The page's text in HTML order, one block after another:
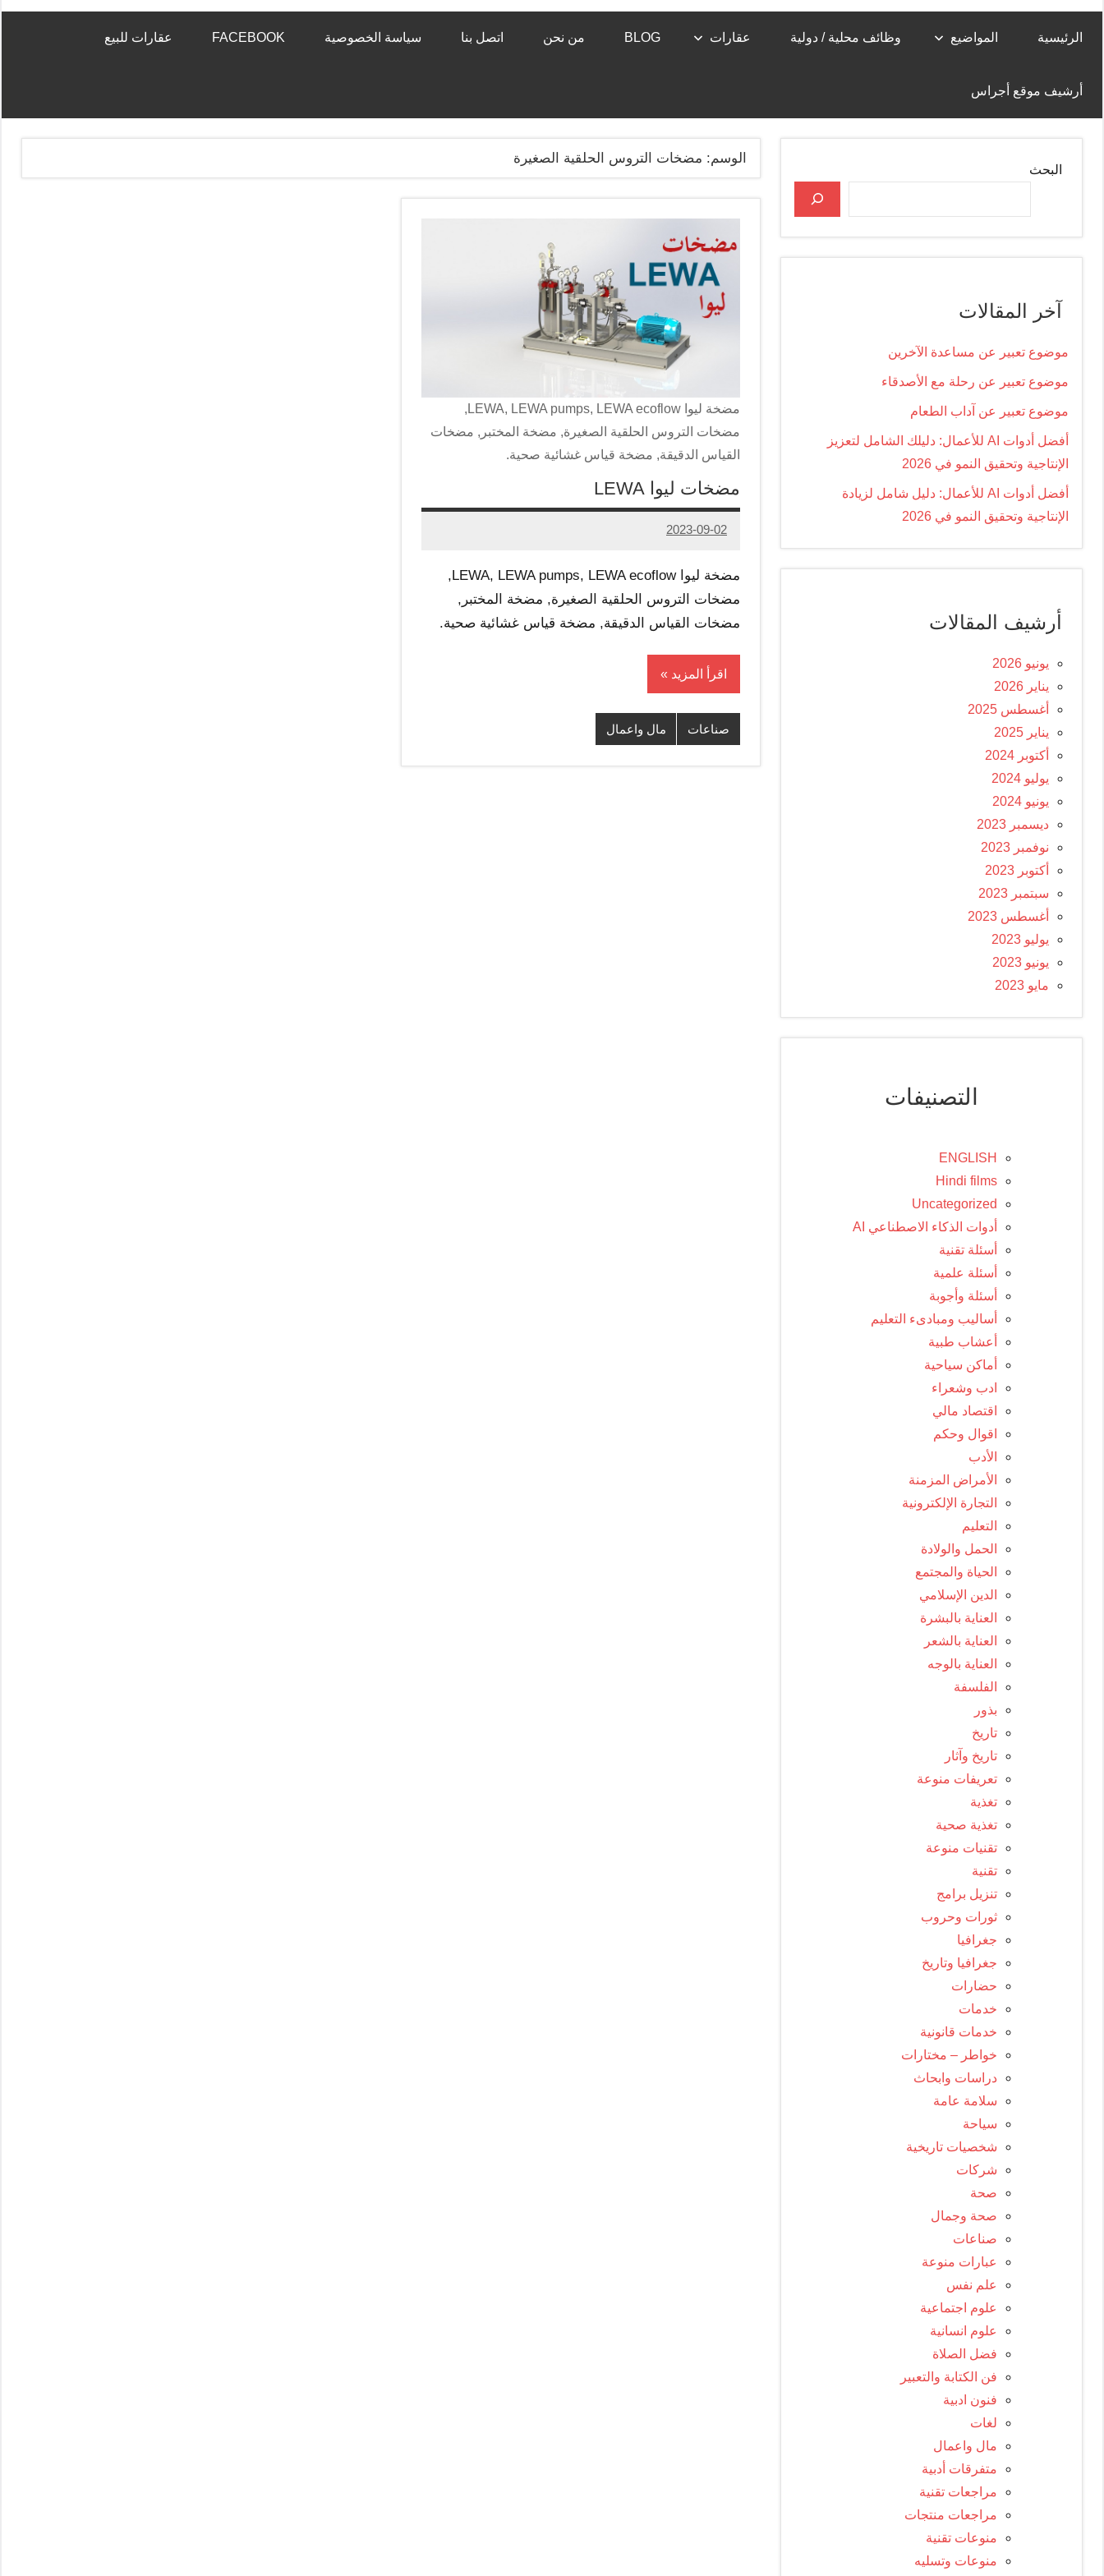
الرئيسية المواضيع وظائف محلية / دولية عقارات BLOG من نحن اتصل بنا سياسة الخصوصية FACEBOOK عقارات للبيع
أرشيف موقع أجراس
الوسم: مضخات التروس الحلقية الصغيرة
مضخة ليوا LEWA, LEWA pumps, LEWA ecoflow,
مضخات التروس الحلقية الصغيرة, مضخة المختبر, مضخات
القياس الدقيقة, مضخة قياس غشائية صحية.
مضخات ليوا LEWA
2023-09-02
Admin
مضخة ليوا LEWA, LEWA pumps, LEWA ecoflow,
مضخات التروس الحلقية الصغيرة, مضخة المختبر,
مضخات القياس الدقيقة, مضخة قياس غشائية صحية.
اقرأ المزيد
صناعات مال واعمال
البحث
آخر المقالات
موضوع تعبير عن مساعدة الآخرين
موضوع تعبير عن رحلة مع الأصدقاء
موضوع تعبير عن آداب الطعام
أفضل أدوات AI للأعمال: دليلك الشامل لتعزيز
الإنتاجية وتحقيق النمو في 2026
أفضل أدوات AI للأعمال: دليل شامل لزيادة
الإنتاجية وتحقيق النمو في 2026
أرشيف المقالات
يونيو 2026
يناير 2026
أغسطس 2025
يناير 2025
أكتوبر 2024
يوليو 2024
يونيو 2024
ديسمبر 2023
نوفمبر 2023
أكتوبر 2023
سبتمبر 2023
أغسطس 2023
يوليو 2023
يونيو 2023
مايو 2023
التصنيفات
ENGLISH
Hindi films
Uncategorized
أدوات الذكاء الاصطناعي AI
أسئلة تقنية
أسئلة علمية
أسئلة وأجوبة
أساليب ومبادىء التعليم
أعشاب طبية
أماكن سياحية
ادب وشعراء
اقتصاد مالي
اقوال وحكم
الأدب
الأمراض المزمنة
التجارة الإلكترونية
التعليم
الحمل والولادة
الحياة والمجتمع
الدين الإسلامي
العناية بالبشرة
العناية بالشعر
العناية بالوجه
الفلسفة
بذور
تاريخ
تاريخ وآثار
تعريفات منوعة
تغذية
تغذية صحية
تقنيات منوعة
تقنية
تنزيل برامج
ثورات وحروب
جغرافيا
جغرافيا وتاريخ
حضارات
خدمات
خدمات قانونية
خواطر – مختارات
دراسات وابحاث
سلامة عامة
سياحة
شخصيات تاريخية
شركات
صحة
صحة وجمال
صناعات
عبارات منوعة
علم نفس
علوم اجتماعية
علوم انسانية
فضل الصلاة
فن الكتابة والتعبير
فنون ادبية
لغات
مال واعمال
متفرقات أدبية
مراجعات تقنية
مراجعات منتجات
منوعات تقنية
منوعات وتسليه